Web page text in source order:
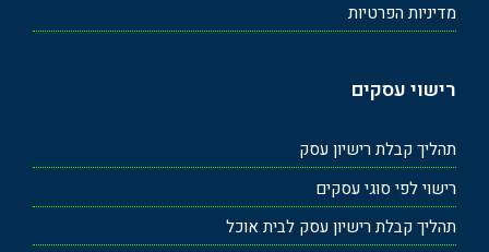
מדיניות הפרטיות
רישוי עסקים
תהליך קבלת רישיון עסק
רישוי לפי סוגי עסקים
תהליך קבלת רישיון עסק לבית אוכל